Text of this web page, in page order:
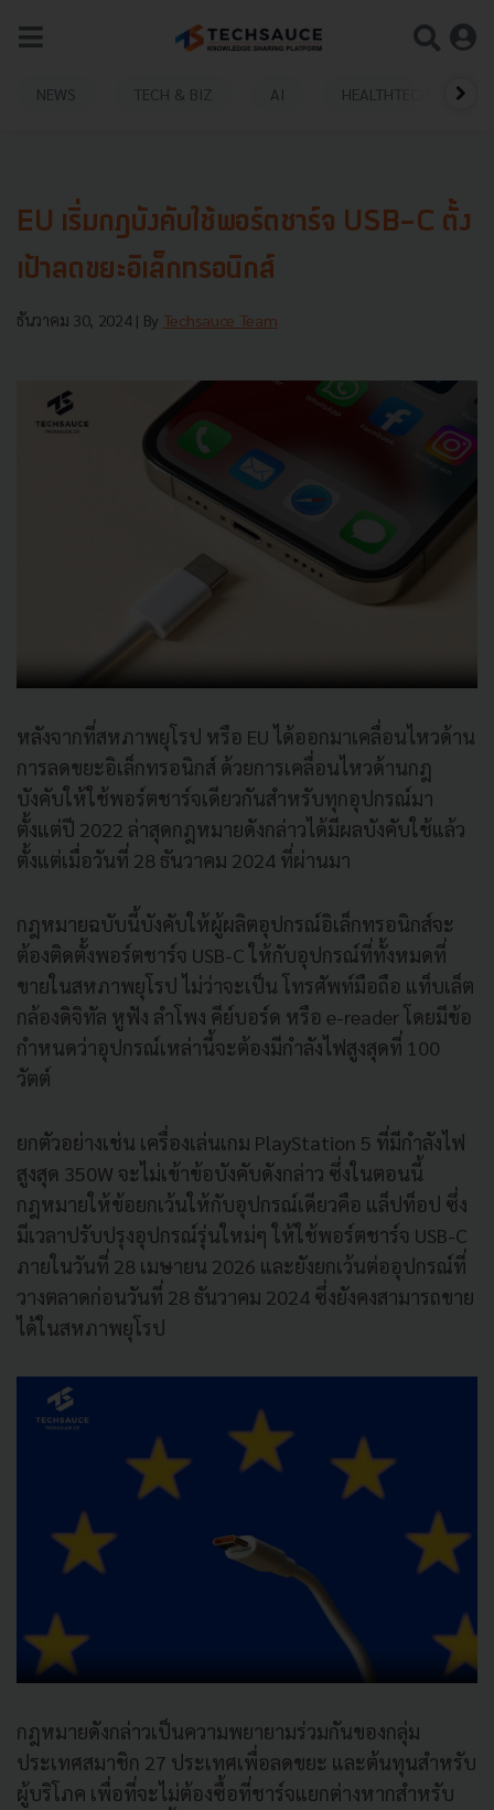
NEWS TECH & BIZ AI HEALTHTECH
EU เริ่มกฎบังคับใช้พอร์ตชาร์จ USB-C ตั้ง
เป้าลดขยะอิเล็กทรอนิกส์
ธันวาคม 30, 2024 | By Techsauce Team
หลังจากที่สหภาพยุโรป หรือ EU ได้ออกมาเคลื่อนไหวด้าน
การลดขยะอิเล็กทรอนิกส์ ด้วยการเคลื่อนไหวด้านกฎ
บังคับให้ใช้พอร์ตชาร์จเดียวกันสำหรับทุกอุปกรณ์มา
ตั้งแต่ปี 2022 ล่าสุดกฎหมายดังกล่าวได้มีผลบังคับใช้แล้ว
ตั้งแต่เมื่อวันที่ 28 ธันวาคม 2024 ที่ผ่านมา
กฎหมายฉบับนี้บังคับให้ผู้ผลิตอุปกรณ์อิเล็กทรอนิกส์จะ
ต้องติดตั้งพอร์ตชาร์จ USB-C ให้กับอุปกรณ์ที่ทั้งหมดที่
ขายในสหภาพยุโรป ไม่ว่าจะเป็น โทรศัพท์มือถือ แท็บเล็ต
กล้องดิจิทัล หูฟัง ลำโพง คีย์บอร์ด หรือ e-reader โดยมีข้อ
กำหนดว่าอุปกรณ์เหล่านี้จะต้องมีกำลังไฟสูงสุดที่ 100
วัตต์
ยกตัวอย่างเช่น เครื่องเล่นเกม PlayStation 5 ที่มีกำลังไฟ
สูงสุด 350W จะไม่เข้าข้อบังคับดังกล่าว ซึ่งในตอนนี้
กฎหมายให้ข้อยกเว้นให้กับอุปกรณ์เดียวคือ แล็ปท็อป ซึ่ง
มีเวลาปรับปรุงอุปกรณ์รุ่นใหม่ๆ ให้ใช้พอร์ตชาร์จ USB-C
ภายในวันที่ 28 เมษายน 2026 และยังยกเว้นต่ออุปกรณ์ที่
วางตลาดก่อนวันที่ 28 ธันวาคม 2024 ซึ่งยังคงสามารถขาย
ได้ในสหภาพยุโรป
กฎหมายดังกล่าวเป็นความพยายามร่วมกันของกลุ่ม
ประเทศสมาชิก 27 ประเทศเพื่อลดขยะ และต้นทุนสำหรับ
ผู้บริโภค เพื่อที่จะไม่ต้องซื้อที่ชาร์จแยกต่างหากสำหรับ